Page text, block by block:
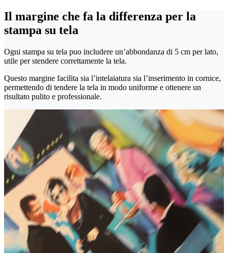
Il margine che fa la differenza per la
stampa su tela
Ogni stampa su tela puo includere un’abbondanza di 5 cm per lato,
utile per stendere correttamente la tela.
Questo margine facilita sia l’intelaiatura sia l’inserimento in cornice,
permettendo di tendere la tela in modo uniforme e ottenere un
risultato pulito e professionale.